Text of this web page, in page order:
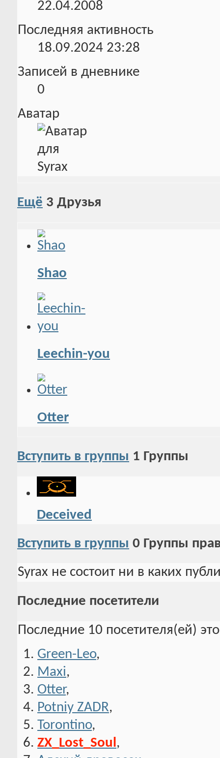
22.04.2008
Последняя активность
18.09.2024 23:28
Записей в дневнике
0
Аватар
Ещё 3 Друзья
Shao
Leechin-you
Otter
Вступить в группы 1 Группы
Deceived
Вступить в группы 0 Группы
Syrax не состоит ни в каких
Последние посетители
Последние 10 посетителя(ей)
Green-Leo,
Maxi,
Otter,
Potniy ZADR,
Torontino,
ZX_Lost_Soul,